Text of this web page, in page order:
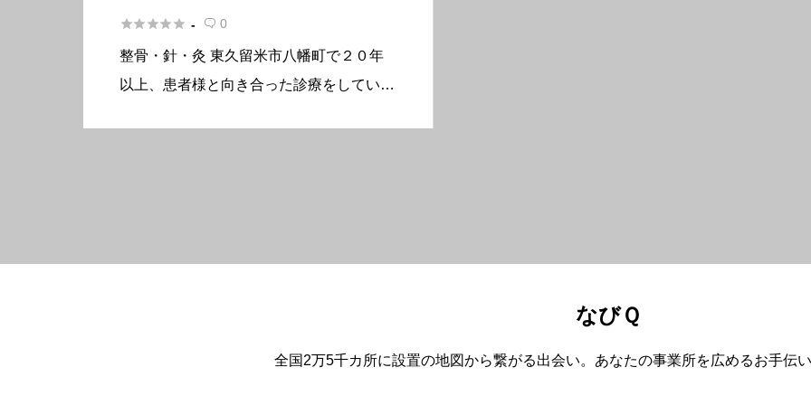
 -  0
整骨・針・灸 東久留米市八幡町で２０年
以上、患者様と向き合った診療をしていま
なびＱ
全国2万5千カ所に設置の地図から繋がる出会い。あなたの事業所を広めるお手伝